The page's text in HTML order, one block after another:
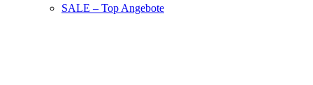
SALE – Top Angebote